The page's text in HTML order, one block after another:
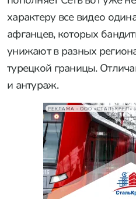
характеру все видео
афганцев, которых
унижают в разных
турецкой границы.
и антураж.
РЕКЛАМА • ООО «СТАЛЬКРЕП»